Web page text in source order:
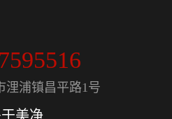
浬浦镇昌平路1号
美净